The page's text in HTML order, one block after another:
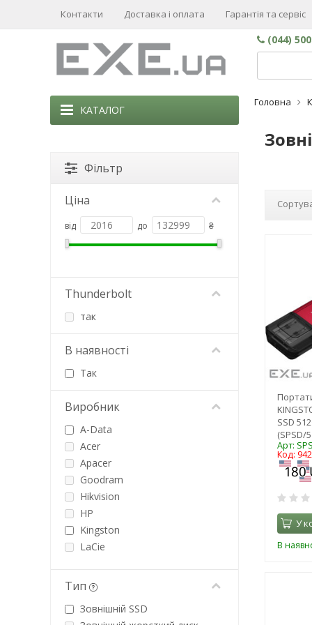
Контакти Доставка і оплата Гарантія та сервіс
(044)
КАТАЛОГ
Головна
SSD
(SPSD/
Арт:
Код:
У
В
Фільтр
Ціна
від до ₴
Thunderbolt
так
В наявності
Так
Виробник
A-Data
Acer
Apacer
Goodram
Hikvision
HP
Kingston
LaCie
PNY
Samsung
Тип
Зовнішній SSD